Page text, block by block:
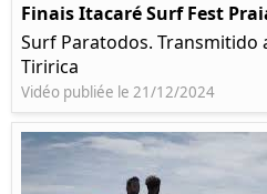
Finais Itacaré Surf Fest
Surf Paratodos. Transmitido
Tiririca
Vidéo publiée le 21/12/2024